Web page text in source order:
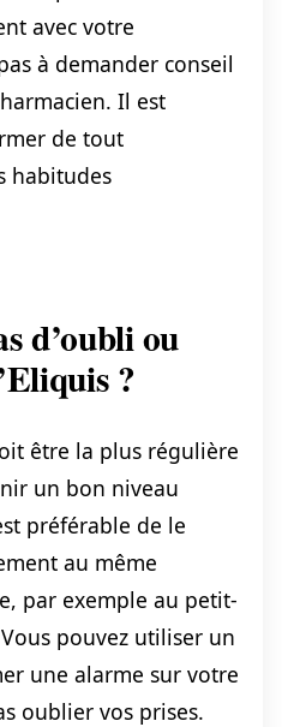
avec votre
à demander conseil
Il est
de tout
habitudes
d’oubli ou
?
être la plus régulière
un bon niveau
préférable de le
au même
par exemple au petit-
pouvez utiliser un
une alarme sur votre
oublier vos prises.